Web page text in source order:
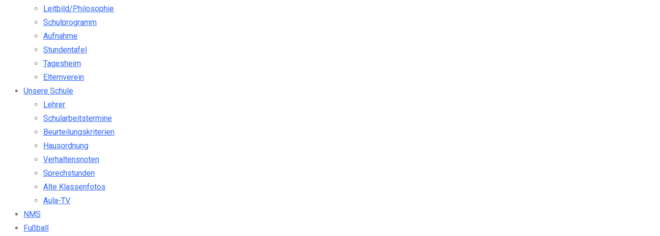
Leitbild/Philosophie
Schulprogramm
Aufnahme
Stundentafel
Tagesheim
Elternverein
Unsere Schule
Lehrer
Schularbeitstermine
Beurteilungskriterien
Hausordnung
Verhaltensnoten
Sprechstunden
Alte Klassenfotos
Aula-TV
NMS
Fußball